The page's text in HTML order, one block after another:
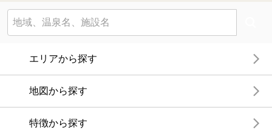
エリアから探す
地図から探す
特徴から探す